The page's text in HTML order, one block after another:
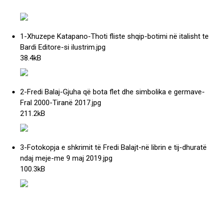
1-Xhuzepe Katapano-Thoti fliste shqip-botimi në italisht te
Bardi Editore-si ilustrim.jpg
38.4kB
2-Fredi Balaj-Gjuha që bota flet dhe simbolika e germave-
Fral 2000-Tiranë 2017.jpg
211.2kB
3-Fotokopja e shkrimit të Fredi Balajt-në librin e tij-dhuratë
ndaj meje-me 9 maj 2019.jpg
100.3kB